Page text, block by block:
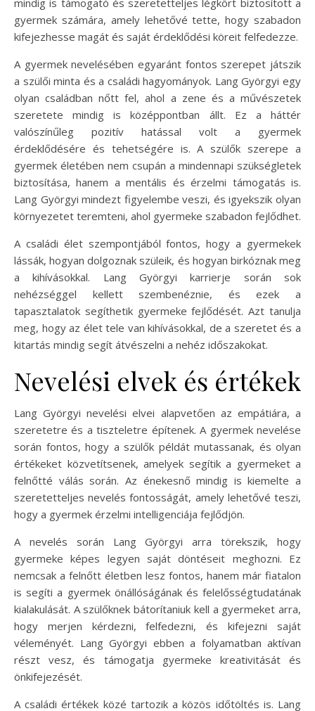
gyermek számára, amely lehetővé tette, hogy szabadon
kifejezhesse magát és saját érdeklődési köreit felfedezze.
A gyermek nevelésében egyaránt fontos szerepet játszik
a szülői minta és a családi hagyományok. Lang Györgyi egy
olyan családban nőtt fel, ahol a zene és a művészetek
szeretete mindig is középpontban állt. Ez a háttér
valószínűleg pozitív hatással volt a gyermek
érdeklődésére és tehetségére is. A szülők szerepe a
gyermek életében nem csupán a mindennapi szükségletek
biztosítása, hanem a mentális és érzelmi támogatás is.
Lang Györgyi mindezt figyelembe veszi, és igyekszik olyan
környezetet teremteni, ahol gyermeke szabadon fejlődhet.
A családi élet szempontjából fontos, hogy a gyermekek
lássák, hogyan dolgoznak szüleik, és hogyan birkóznak meg
a kihívásokkal. Lang Györgyi karrierje során sok
nehézséggel kellett szembenéznie, és ezek a
tapasztalatok segíthetik gyermeke fejlődését. Azt tanulja
meg, hogy az élet tele van kihívásokkal, de a szeretet és a
kitartás mindig segít átvészelni a nehéz időszakokat.
Nevelési elvek és értékek
Lang Györgyi nevelési elvei alapvetően az empátiára, a
szeretetre és a tiszteletre építenek. A gyermek nevelése
során fontos, hogy a szülők példát mutassanak, és olyan
értékeket közvetítsenek, amelyek segítik a gyermeket a
felnőtté válás során. Az énekesnő mindig is kiemelte a
szeretetteljes nevelés fontosságát, amely lehetővé teszi,
hogy a gyermek érzelmi intelligenciája fejlődjön.
A nevelés során Lang Györgyi arra törekszik, hogy
gyermeke képes legyen saját döntéseit meghozni. Ez
nemcsak a felnőtt életben lesz fontos, hanem már fiatalon
is segíti a gyermek önállóságának és felelősségtudatának
kialakulását. A szülőknek bátorítaniuk kell a gyermeket arra,
hogy merjen kérdezni, felfedezni, és kifejezni saját
véleményét. Lang Györgyi ebben a folyamatban aktívan
részt vesz, és támogatja gyermeke kreativitását és
önkifejezését.
A családi értékek közé tartozik a közös időtöltés is. Lang